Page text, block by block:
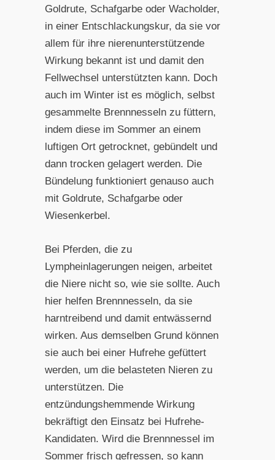
Goldrute, Schafgarbe oder Wacholder,
in einer Entschlackungskur, da sie vor
allem für ihre nierenunterstützende
Wirkung bekannt ist und damit den
Fellwechsel unterstützten kann. Doch
auch im Winter ist es möglich, selbst
gesammelte Brennnesseln zu füttern,
indem diese im Sommer an einem
luftigen Ort getrocknet, gebündelt und
dann trocken gelagert werden. Die
Bündelung funktioniert genauso auch
mit Goldrute, Schafgarbe oder
Wiesenkerbel.
Bei Pferden, die zu
Lympheinlagerungen neigen, arbeitet
die Niere nicht so, wie sie sollte. Auch
hier helfen Brennnesseln, da sie
harntreibend und damit entwässernd
wirken. Aus demselben Grund können
sie auch bei einer Hufrehe gefüttert
werden, um die belasteten Nieren zu
unterstützen. Die
entzündungshemmende Wirkung
bekräftigt den Einsatz bei Hufrehe-
Kandidaten. Wird die Brennnessel im
Sommer frisch gefressen, so kann